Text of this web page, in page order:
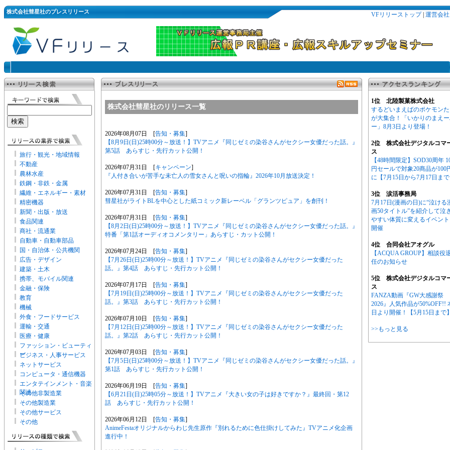
株式会社彗星社のプレスリリース VFリリーストップ| 運営会社
旅行・観光・地域情報
不動産
農林水産
鉄鋼・非鉄・金属
繊維・エネルギー・素材
精密機器
新聞・出版・放送
食品関連
商社・流通業
自動車・自動車部品
国・自治体・公共機関
広告・デザイン
建築・土木
携帯、モバイル関連
金融・保険
教育
機械
外食・フードサービス
運輸・交通
医療・健康
ファッション・ビューティ
ー
ビジネス・人事サービス
ネットサービス
コンピュータ・通信機器
エンタテインメント・音楽
関連
その他非製造業
その他製造業
その他サービス
その他
株式会社彗星社のリリース一覧
2026年08月07日 [告知・募集]
【8月9日(日)25時00分～放送！】TVアニメ『同じゼミの染谷さんがセクシー女優だった話。』
第5話 あらすじ・先行カット公開！
2026年07月31日 [キャンペーン]
『人付き合いが苦手な未亡人の雪女さんと呪いの指輪』2026年10月放送決定！
2026年07月31日 [告知・募集]
彗星社がライトBLを中心とした紙コミック新レーベル「グランツピュア」を創刊！
2026年07月31日 [告知・募集]
【8月2日(日)25時00分～放送！】TVアニメ『同じゼミの染谷さんがセクシー女優だった話。』
特番「第1話オーディオコメンタリー」あらすじ・カット公開！
2026年07月24日 [告知・募集]
【7月26日(日)25時00分～放送！】TVアニメ『同じゼミの染谷さんがセクシー女優だった
話。』第4話 あらすじ・先行カット公開！
2026年07月17日 [告知・募集]
【7月19日(日)25時00分～放送！】TVアニメ『同じゼミの染谷さんがセクシー女優だった
話。』第3話 あらすじ・先行カット公開！
2026年07月10日 [告知・募集]
【7月12日(日)25時00分～放送！】TVアニメ『同じゼミの染谷さんがセクシー女優だった
話。』第2話 あらすじ・先行カット公開！
2026年07月03日 [告知・募集]
【7月5日(日)25時00分～放送！】TVアニメ『同じゼミの染谷さんがセクシー女優だった話。』
第1話 あらすじ・先行カット公開！
2026年06月19日 [告知・募集]
【6月21日(日)25時05分～放送！】TVアニメ『大きい女の子は好きですか？』最終回・第12
話 あらすじ・先行カット公開！
2026年06月12日 [告知・募集]
AnimeFestaオリジナルからわじ先生原作『別れるために色仕掛けしてみた』TVアニメ化企画
進行中！
1位 北陸製菓株式会社
するどいまえばのポケモン
が大集合！「いかりのまえ
ー」8月3日より登場！
2位 株式会社デジタルコマ
ス
【48時間限定】SOD30周年
円セールで対象20商品が100
に【7月15日から7月17日まで
3位 涙活事務局
7月17日(漫画の日)に“泣ける
画50タイトル”を紹介して泣
やすい体質に変えるイベン
開催
4位 合同会社アオグル
【ACQUA GROUP】相談役
任のお知らせ
5位 株式会社デジタルコマ
ス
FANZA動画『GW大感謝祭
2026』人気作品が50%OFF!!
日より開催！【5月15日まで】
>>もっと見る